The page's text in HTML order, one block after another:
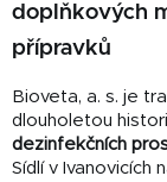
doplňkových
přípravků
Bioveta, a. s. je
dlouholetou
dezinfekčních
Sídlí v Ivanovicích